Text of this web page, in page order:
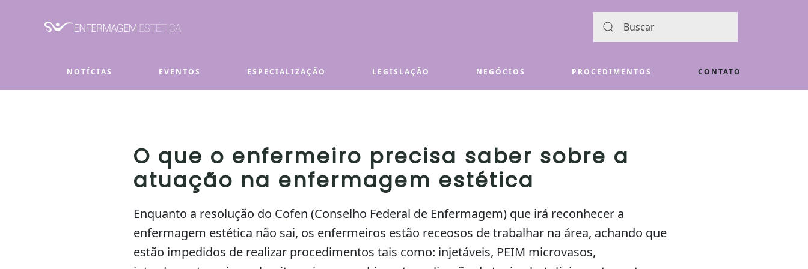
Skip to main content
NOTÍCIAS EVENTOS ESPECIALIZAÇÃO LEGISLAÇÃO NEGÓCIOS PROCEDIMENTOS CONTATO
O que o enfermeiro precisa saber sobre a
atuação na enfermagem estética
Enquanto a resolução do Cofen (Conselho Federal de Enfermagem) que irá reconhecer a
enfermagem estética não sai, os enfermeiros estão receosos de trabalhar na área, achando que
estão impedidos de realizar procedimentos tais como: injetáveis, PEIM microvasos,